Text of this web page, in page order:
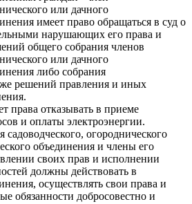
или дачного
имеет право обращаться в суд о
нарушающих его права и
общего собрания членов
или дачного
либо собрания
решений правления и иных
права отказывать в приеме
и оплаты электроэнергии.
садоводческого, огороднического
объединения и члены его
своих прав и исполнении
должны действовать в
осуществлять свои права и
обязанности добросовестно и